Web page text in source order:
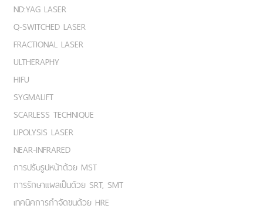
ND:YAG LASER
Q-SWITCHED LASER
FRACTIONAL LASER
ULTHERAPHY
HIFU
SYGMALIFT
SCARLESS TECHNIQUE
LIPOLYSIS LASER
NEAR-INFRARED
การปรับรูปหน้าด้วย MST
การรักษาแผลเป็นด้วย SRT, SMT
เทคนิคการกำจัดขนด้วย HRE